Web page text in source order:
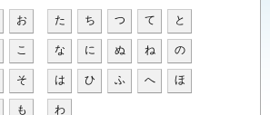
お
こ
そ
た ち つ て と
な に ぬ ね の
は ひ ふ へ ほ
も わ